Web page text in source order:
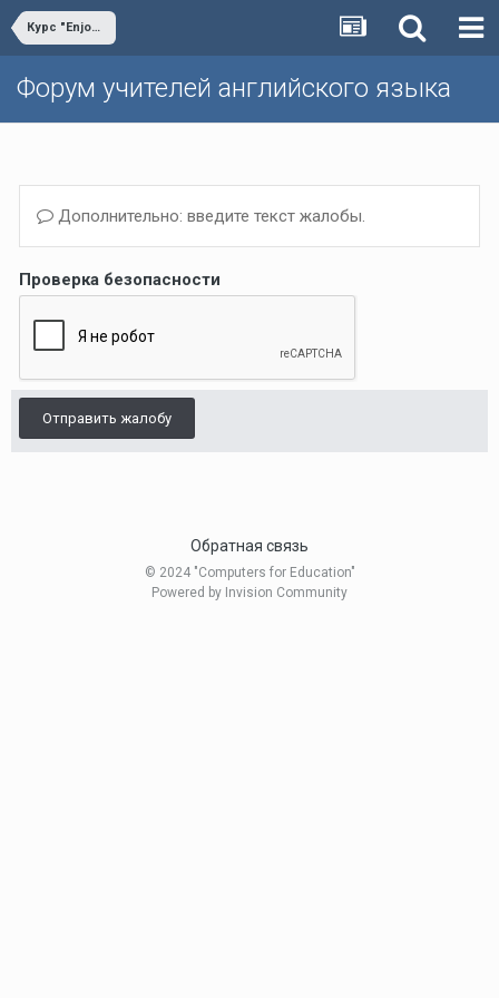
Курс "Enjoy English"
Форум учителей английского языка
Дополнительно: введите текст жалобы.
Проверка безопасности
Отправить жалобу
Обратная связь
© 2024 "Computers for Education"
Powered by Invision Community